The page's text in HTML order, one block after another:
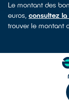
Le montant des
euros, consultez
trouver le montant